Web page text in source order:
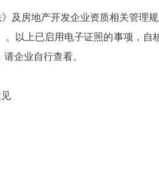
及房地产开发企业资质相关管理
。 以上已启用电子证照的事项，自
企业自行查看。